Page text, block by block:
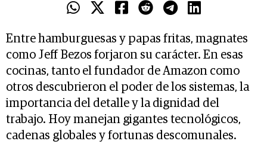
Entre hamburguesas y papas fritas, magnates
como Jeff Bezos forjaron su carácter. En esas
cocinas, tanto el fundador de Amazon como
otros descubrieron el poder de los sistemas, la
importancia del detalle y la dignidad del
trabajo. Hoy manejan gigantes tecnológicos,
cadenas globales y fortunas descomunales.